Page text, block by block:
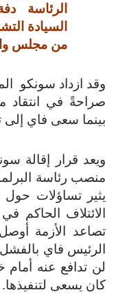
الرئاسة دفة
السيادة
من مجلس واحد
ازداد سونكو
في انتقاد ما
سعى فاي إلى
قرار إقالة
رئاسة البرلمان
تساؤلات حول
الحاكم في
الأزمة أوصل
فاي بالفشل في
تدافع عنه أمام
يسعى لتنفيذها.